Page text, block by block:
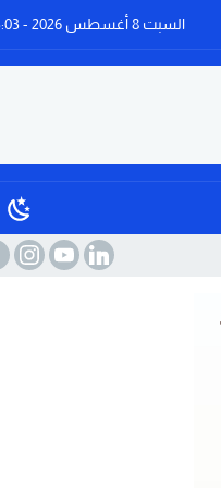
السبت 8 أغسطس 2026 - 13:03 مساءً